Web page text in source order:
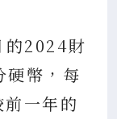
的2024財
硬幣，每
一年的